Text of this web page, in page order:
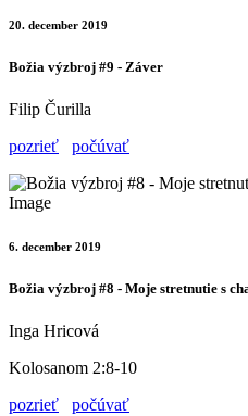
20. december 2019
Božia výzbroj #9 - Záver
Filip Čurilla
pozrieť
počúvať
6. december 2019
Božia výzbroj #8 - Moje stretnutie s
Inga Hricová
Kolosanom 2:8-10
pozrieť
počúvať